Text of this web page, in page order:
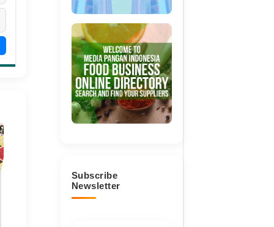
Subscribe
Newsletter